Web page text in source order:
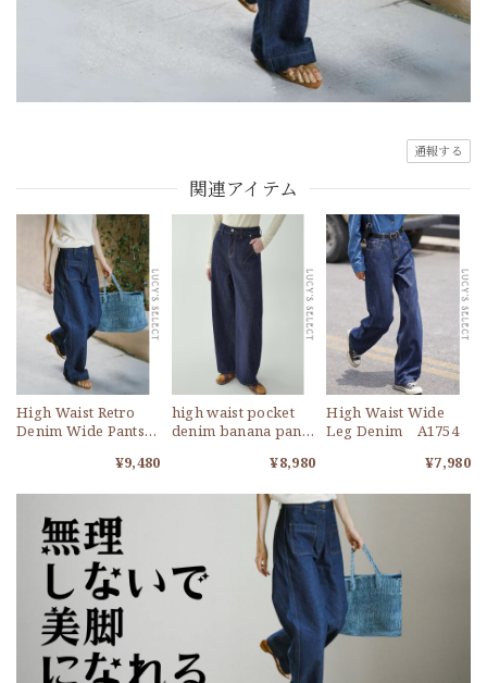
通報する
関連アイテム
High Waist Retro
Denim Wide Pants
¥9,480
high waist pocket
denim banana pants
¥8,980
High Waist Wide
Leg Denim A1754
¥7,980